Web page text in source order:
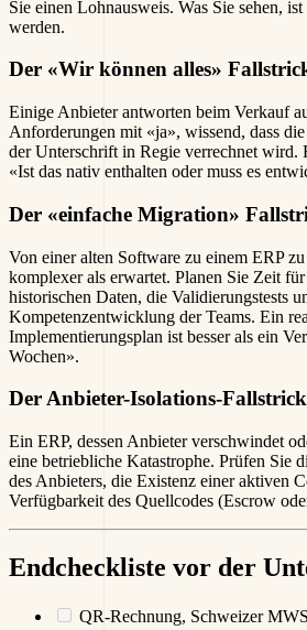
Sie einen Lohnausweis. Was Sie sehen, ist
werden.
Der «Wir können alles»
Einige Anbieter antworten beim Verkauf
Anforderungen mit «ja», wissend, dass
der Unterschrift in Regie verrechnet wird.
«Ist das nativ enthalten oder muss es
Der «einfache Migration»
Von einer alten Software zu einem ERP
komplexer als erwartet. Planen Sie Zeit
historischen Daten, die Validierungstests
Kompetenzentwicklung der Teams. Ein
Implementierungsplan ist besser als ein
Wochen».
Der Anbieter-Isolations-Fallstrick
Ein ERP, dessen Anbieter verschwindet
eine betriebliche Katastrophe. Prüfen Sie
des Anbieters, die Existenz einer aktiven
Verfügbarkeit des Quellcodes (Escrow
Endcheckliste vor der
QR-Rechnung, Schweizer